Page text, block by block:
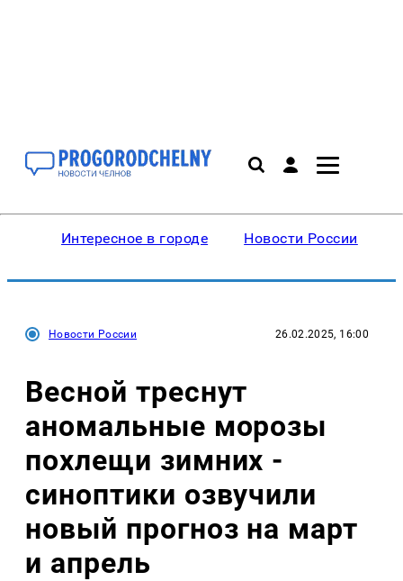
Интересное в городе Новости России
Новости России 26.02.2025, 16:00
Весной треснут
аномальные морозы
похлещи зимних -
синоптики озвучили
новый прогноз на март
и апрель